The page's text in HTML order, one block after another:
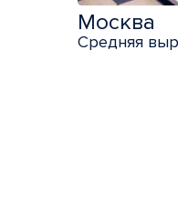
Москва
Средняя